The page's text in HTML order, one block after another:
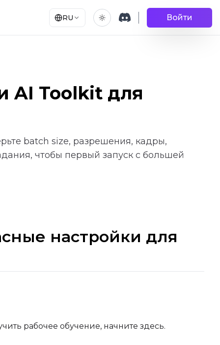
RU Войти
AI Toolkit для
batch size, разрешения, кадры,
чтобы первый запуск с большей
настройки для
рабочее обучение, начните здесь.